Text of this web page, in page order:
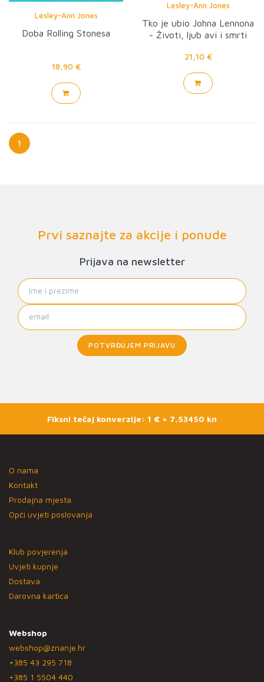
Lesley-Ann Jones
Doba Rolling Stonesa
18,90 €
Lesley-Ann Jones
Tko je ubio Johna Lennona
- Životi, ljub avi i smrti
21,10 €
1
Prvi saznajte za akcije i ponude
Prijava na newsletter
POTVRĐUJEM PRIJAVU
Fiksni tečaj konverzije: 1 € = 7,53450 kn
O nama
Kontakt
Prodajna mjesta
Opći uvjeti poslovanja
Klub povjerenja
Uvjeti kupnje
Dostava
Darovna kartica
Webshop
webshop@znanje.hr
+385 43 295 718
+385 1 5504 440